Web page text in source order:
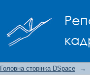
Головна сторінка DSpace →